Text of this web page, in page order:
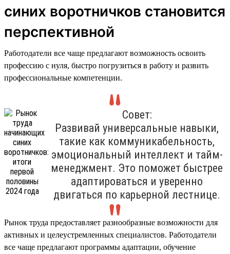
синих воротничков становится
перспективной
Работодатели все чаще предлагают возможность освоить
профессию с нуля, быстро погрузиться в работу и развить
профессиональные компетенции.
Совет:
Развивай универсальные навыки,
такие как коммуникабельность,
эмоциональный интеллект и тайм-
менеджмент. Это поможет быстрее
адаптироваться и уверенно
двигаться по карьерной лестнице.
Рынок труда предоставляет разнообразные возможности для
активных и целеустремленных специалистов. Работодатели
все чаще предлагают программы адаптации, обучение